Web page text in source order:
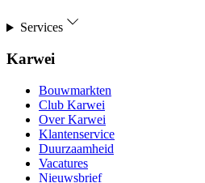
Services
Karwei
Bouwmarkten
Club Karwei
Over Karwei
Klantenservice
Duurzaamheid
Vacatures
Nieuwsbrief